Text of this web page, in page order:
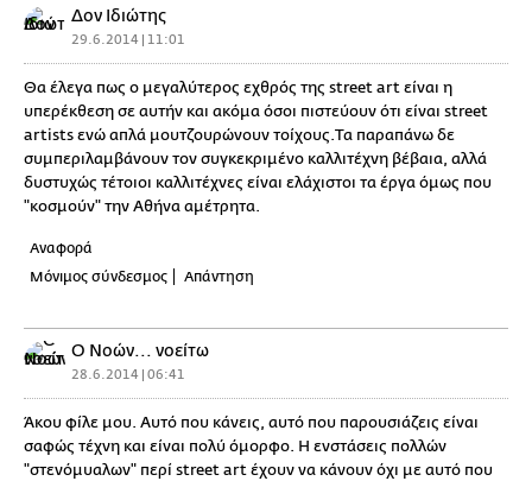
Δον Ιδιώτης
29.6.2014 | 11:01
Θα έλεγα πως ο μεγαλύτερος εχθρός της street art είναι η
υπερέκθεση σε αυτήν και ακόμα όσοι πιστεύουν ότι είναι street
artists ενώ απλά μουτζουρώνουν τοίχους.Τα παραπάνω δε
συμπεριλαμβάνουν τον συγκεκριμένο καλλιτέχνη βέβαια, αλλά
δυστυχώς τέτοιοι καλλιτέχνες είναι ελάχιστοι τα έργα όμως που
"κοσμούν" την Αθήνα αμέτρητα.
Αναφορά
Μόνιμος σύνδεσμος
Απάντηση
Ο Νοών... νοείτω
28.6.2014 | 06:41
Άκου φίλε μου. Αυτό που κάνεις, αυτό που παρουσιάζεις είναι
σαφώς τέχνη και είναι πολύ όμορφο. Η ενστάσεις πολλών
"στενόμυαλων" περί street art έχουν να κάνουν όχι με αυτό που